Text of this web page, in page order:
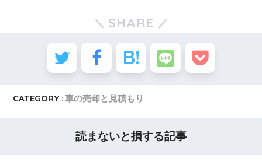
SHARE
CATEGORY :車の売却と見積もり
読まないと損する記事